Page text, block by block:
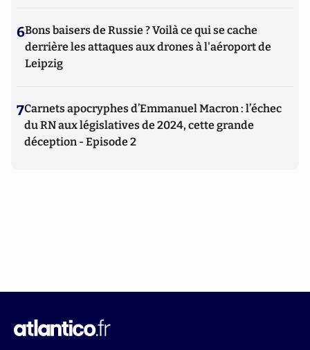
6Bons baisers de Russie ? Voilà ce qui se cache
derrière les attaques aux drones à l'aéroport de
Leipzig
7Carnets apocryphes d’Emmanuel Macron : l’échec
du RN aux législatives de 2024, cette grande
déception - Episode 2